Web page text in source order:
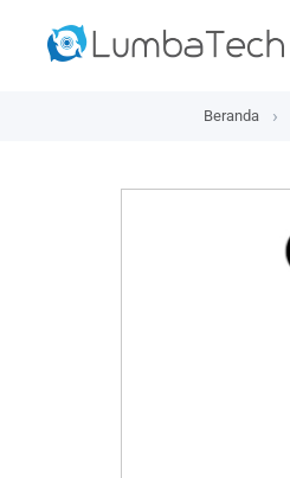
Beranda